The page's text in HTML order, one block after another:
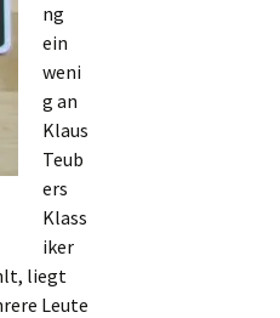
ng
ein
weni
g an
Klaus
Teub
ers
Klass
iker
liegt
Leute